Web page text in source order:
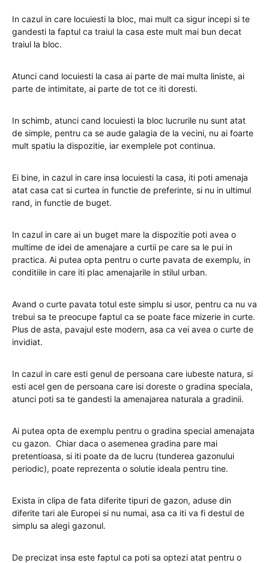
In cazul in care locuiesti la bloc, mai mult ca sigur incepi si te
gandesti la faptul ca traiul la casa este mult mai bun decat
traiul la bloc.
Atunci cand locuiesti la casa ai parte de mai multa liniste, ai
parte de intimitate, ai parte de tot ce iti doresti.
In schimb, atunci cand locuiesti la bloc lucrurile nu sunt atat
de simple, pentru ca se aude galagia de la vecini, nu ai foarte
mult spatiu la dispozitie, iar exemplele pot continua.
Ei bine, in cazul in care insa locuiesti la casa, iti poti amenaja
atat casa cat si curtea in functie de preferinte, si nu in ultimul
rand, in functie de buget.
In cazul in care ai un buget mare la dispozitie poti avea o
multime de idei de amenajare a curtii pe care sa le pui in
practica. Ai putea opta pentru o curte pavata de exemplu, in
conditiile in care iti plac amenajarile in stilul urban.
Avand o curte pavata totul este simplu si usor, pentru ca nu va
trebui sa te preocupe faptul ca se poate face mizerie in curte.
Plus de asta, pavajul este modern, asa ca vei avea o curte de
invidiat.
In cazul in care esti genul de persoana care iubeste natura, si
esti acel gen de persoana care isi doreste o gradina speciala,
atunci poti sa te gandesti la amenajarea naturala a gradinii.
Ai putea opta de exemplu pentru o gradina special amenajata
cu gazon. Chiar daca o asemenea gradina pare mai
pretentioasa, si iti poate da de lucru (tunderea gazonului
periodic), poate reprezenta o solutie ideala pentru tine.
Exista in clipa de fata diferite tipuri de gazon, aduse din
diferite tari ale Europei si nu numai, asa ca iti va fi destul de
simplu sa alegi gazonul.
De precizat insa este faptul ca poti sa optezi atat pentru o